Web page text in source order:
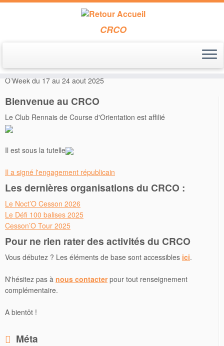
au
contenu
CRCO
Accueil » Inscriptions » Inscriptions Courses Nationales » Corrèze
O’Week du 17 au 24 aout 2025
Bienvenue au CRCO
Le Club Rennais de Course d'Orientation est affilié
Il est sous la tutelle
Il a signé l'engagement républicain
Les dernières organisations du CRCO :
Le Noct’O Cesson 2026
Le Défi 100 balises 2025
Cesson’O Tour 2025
Pour ne rien rater des activités du CRCO
Vous débutez ? Les éléments de base sont accessibles ici.
N'hésitez pas à nous contacterpour tout renseignement
complémentaire.
A bientôt !
Méta